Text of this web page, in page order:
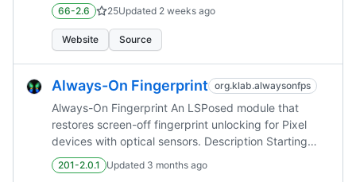
66-2.6 25Updated 2 weeks ago
Website Source
Always-On Fingerprint org.klab.alwaysonfps
Always-On Fingerprint An LSPosed module that
restores screen-off fingerprint unlocking for Pixel
devices with optical sensors. Description Starting
with the Android 16 QPR3 release, Google completely
removed the ability to use the optical fingerprin...
201-2.0.1 Updated 3 months ago